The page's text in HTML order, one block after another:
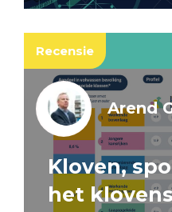
Recensie
Arend
Kloven,
het